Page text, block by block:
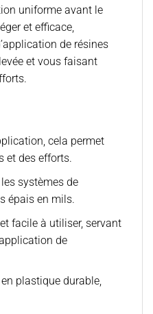
uniforme avant le
et efficace,
de résines
et vous faisant
cela permet
et des efforts.
systèmes de
épais en mils.
facile à utiliser, servant
de
plastique durable,